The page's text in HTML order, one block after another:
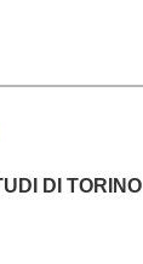
DI TORINO